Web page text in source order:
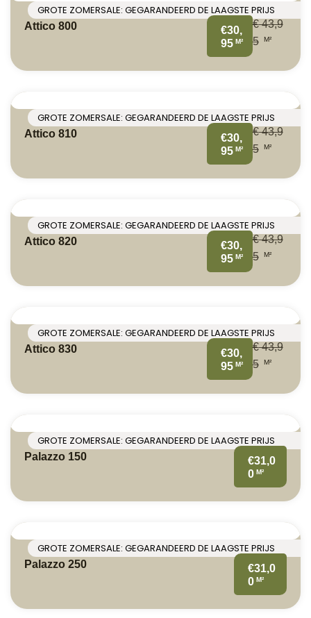
GROTE ZOMERSALE: GEGARANDEERD DE LAAGSTE PRIJS
Attico 800
€30,
95 M²
€43,9
5
M²
GROTE ZOMERSALE: GEGARANDEERD DE LAAGSTE PRIJS
Attico 810
€30,
95 M²
€43,9
5
M²
GROTE ZOMERSALE: GEGARANDEERD DE LAAGSTE PRIJS
Attico 820
€30,
95 M²
€43,9
5
M²
GROTE ZOMERSALE: GEGARANDEERD DE LAAGSTE PRIJS
Attico 830
€30,
95 M²
€43,9
5
M²
GROTE ZOMERSALE: GEGARANDEERD DE LAAGSTE PRIJS
Palazzo 150
€31,0
0 M²
GROTE ZOMERSALE: GEGARANDEERD DE LAAGSTE PRIJS
Palazzo 250
€31,0
0 M²